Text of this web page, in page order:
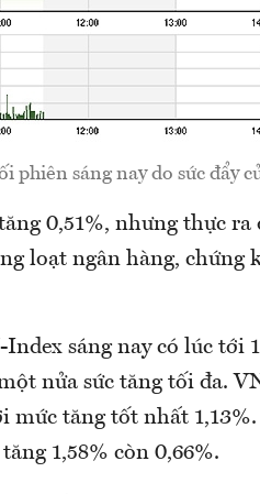
sáng nay do sức đẩy
0,51%, nhưng thực ra
loạt ngân hàng, chứng
sáng nay có lúc tới
nửa sức tăng tối đa.
mức tăng tốt nhất
1,58% còn 0,66%.